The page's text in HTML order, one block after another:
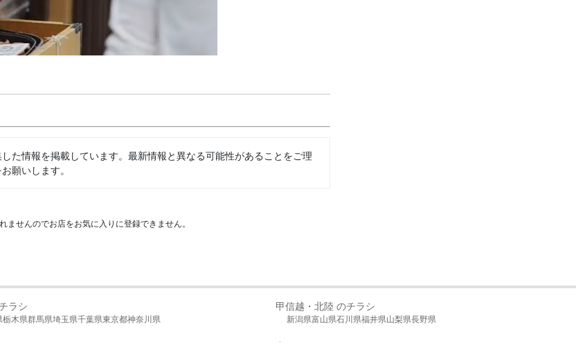
た情報を掲載しています。最新情報と異なる可能性があることをご理
願いします。
せんのでお店をお気に入りに登録できません。
ラシ
栃木県群馬県埼玉県千葉県東京都神奈川県
甲信越・北陸 のチラシ
新潟県富山県石川県福井県山梨県長野県